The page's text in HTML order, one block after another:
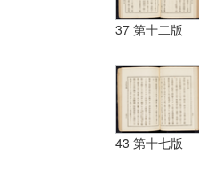
37 第十二版
43 第十七版